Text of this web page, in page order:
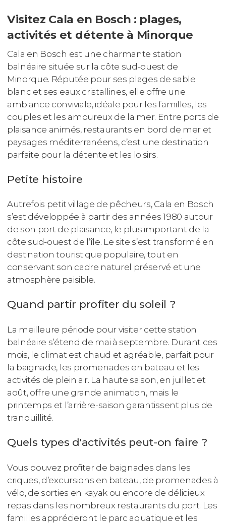
Visitez Cala en Bosch : plages,
activités et détente à Minorque
Cala en Bosch est une charmante station
balnéaire située sur la côte sud-ouest de
Minorque. Réputée pour ses plages de sable
blanc et ses eaux cristallines, elle offre une
ambiance conviviale, idéale pour les familles, les
couples et les amoureux de la mer. Entre ports de
plaisance animés, restaurants en bord de mer et
paysages méditerranéens, c’est une destination
parfaite pour la détente et les loisirs.
Petite histoire
Autrefois petit village de pêcheurs, Cala en Bosch
s’est développée à partir des années 1980 autour
de son port de plaisance, le plus important de la
côte sud-ouest de l’île. Le site s’est transformé en
destination touristique populaire, tout en
conservant son cadre naturel préservé et une
atmosphère paisible.
Quand partir profiter du soleil ?
La meilleure période pour visiter cette station
balnéaire s’étend de mai à septembre. Durant ces
mois, le climat est chaud et agréable, parfait pour
la baignade, les promenades en bateau et les
activités de plein air. La haute saison, en juillet et
août, offre une grande animation, mais le
printemps et l’arrière-saison garantissent plus de
tranquillité.
Quels types d'activités peut-on faire ?
Vous pouvez profiter de baignades dans les
criques, d’excursions en bateau, de promenades à
vélo, de sorties en kayak ou encore de délicieux
repas dans les nombreux restaurants du port. Les
familles apprécieront le parc aquatique et les